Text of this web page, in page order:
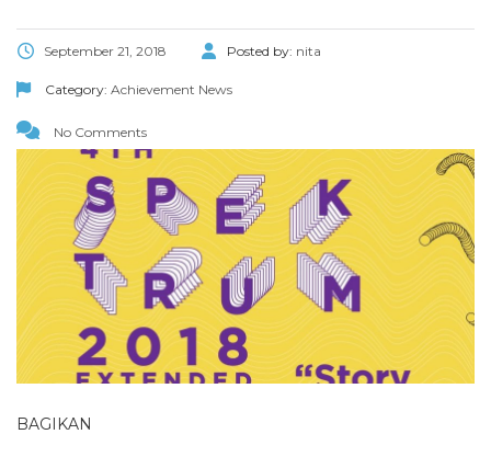
September 21, 2018 Posted by: nita
Category: Achievement News
No Comments
BAGIKAN